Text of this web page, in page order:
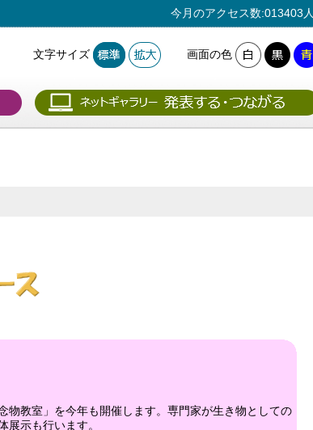
今月のアクセス数:013403人
サイズ 画面の色
物教室」を今年も開催します。専門家が生き物としての
示も行います。